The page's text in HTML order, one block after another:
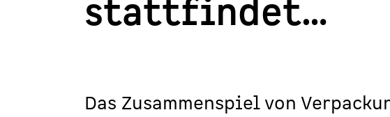
stattfindet…
Das Zusammenspiel von